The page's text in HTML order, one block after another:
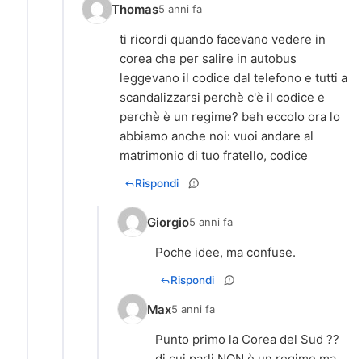
Thomas5 anni fa
ti ricordi quando facevano vedere in
corea che per salire in autobus
leggevano il codice dal telefono e tutti a
scandalizzarsi perchè c'è il codice e
perchè è un regime? beh eccolo ora lo
abbiamo anche noi: vuoi andare al
matrimonio di tuo fratello, codice
Rispondi
Giorgio5 anni fa
Poche idee, ma confuse.
Rispondi
Max5 anni fa
Punto primo la Corea del Sud ??